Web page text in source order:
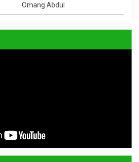
Omang Abdul